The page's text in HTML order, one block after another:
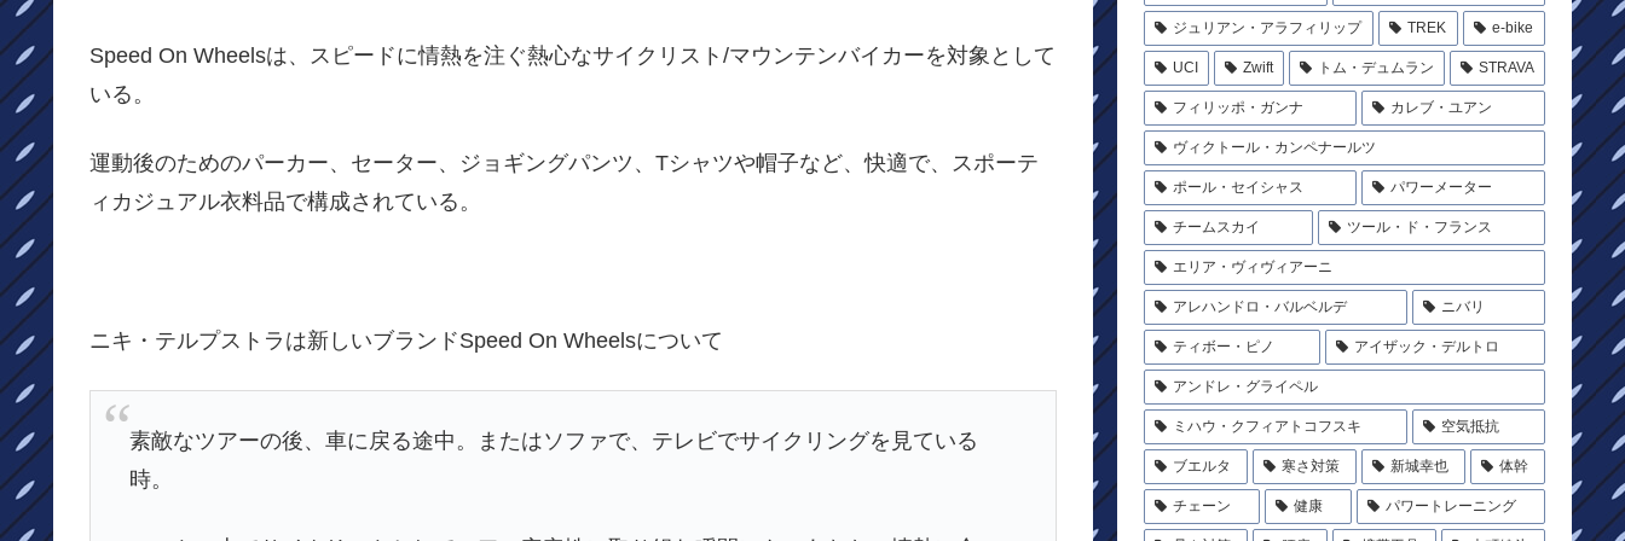
Speed On Wheelsは、スピードに情熱を注ぐ熱心なサイクリスト/マウンテンバイカーを対象として
いる。
運動後のためのパーカー、セーター、ジョギングパンツ、Tシャツや帽子など、快適で、スポーテ
ィカジュアル衣料品で構成されている。
ニキ・テルプストラは新しいブランドSpeed On Wheelsについて
素敵なツアーの後、車に戻る途中。またはソファで、テレビでサイクリングを見ている
時。
ジュリアン・アラフィリップ TREK e-bike
UCI Zwift トム・デュムラン STRAVA
フィリッポ・ガンナ カレブ・ユアン
ヴィクトール・カンペナールツ
ポール・セイシャス パワーメーター
チームスカイ ツール・ド・フランス
エリア・ヴィヴィアーニ
アレハンドロ・バルベルデ ニバリ
ティボー・ピノ アイザック・デルトロ
アンドレ・グライペル
ミハウ・クフィアトコフスキ 空気抵抗
ブエルタ 寒さ対策 新城幸也 体幹
チェーン 健康 パワートレーニング